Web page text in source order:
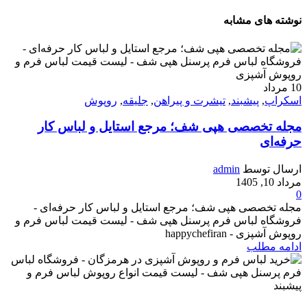
نوشته های مشابه
10 مرداد
اسکراپ, پیشبند, تیشرت و پیراهن, جلیقه, روپوش
مجله تخصصی هپی شف؛ مرجع استایل و لباس کار
حرفه‌ای
ارسال توسط admin
مرداد 10, 1405
0
مجله تخصصی هپی شف؛ مرجع استایل و لباس کار حرفه‌ای -
فروشگاه لباس فرم پرسنل هپی شف - لیست قیمت لباس فرم و
روپوش آشپزی - happychefiran
ادامه مطلب